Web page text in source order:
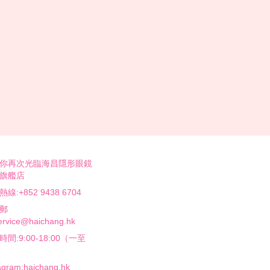
再次光臨海昌隱形眼鏡
艦店
線:+852 9438 6704
間:9:00-18:00（一至